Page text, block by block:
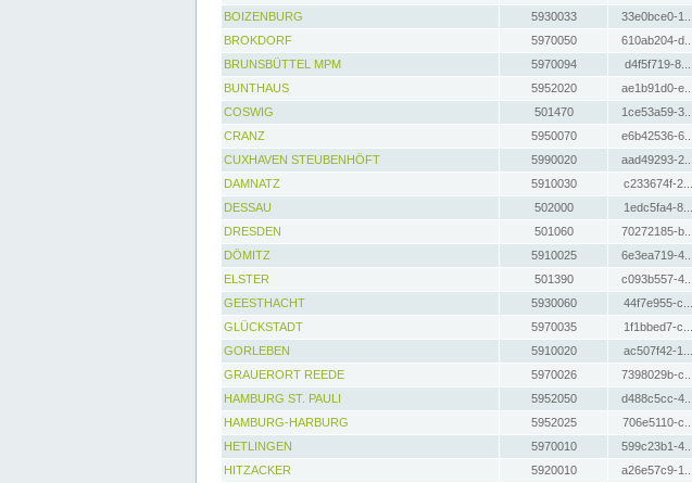
BOIZENBURG
5930033 33e0bce0-1...
BROKDORF
5970050 610ab204-d...
BRUNSBÜTTEL MPM
5970094 d4f5f719-8...
BUNTHAUS
5952020 ae1b91d0-e...
COSWIG
501470 1ce53a59-3...
CRANZ
5950070 e6b42536-6...
CUXHAVEN STEUBENHÖFT
5990020 aad49293-2...
DAMNATZ
5910030 c233674f-2...
DESSAU
502000 1edc5fa4-8...
DRESDEN
501060 70272185-b...
DÖMITZ
5910025 6e3ea719-4...
ELSTER
501390 c093b557-4...
GEESTHACHT
5930060 44f7e955-c...
GLÜCKSTADT
5970035 1f1bbed7-c...
GORLEBEN
5910020 ac507f42-1...
GRAUERORT REEDE
5970026 7398029b-c...
HAMBURG ST. PAULI
5952050 d488c5cc-4...
HAMBURG-HARBURG
5952025 706e5110-c...
HETLINGEN
5970010 599c23b1-4...
HITZACKER
5920010 a26e57c9-1...